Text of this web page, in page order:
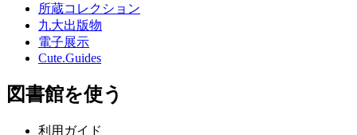
所蔵コレクション
九大出版物
電子展示
Cute.Guides
図書館を使う
利用ガイド